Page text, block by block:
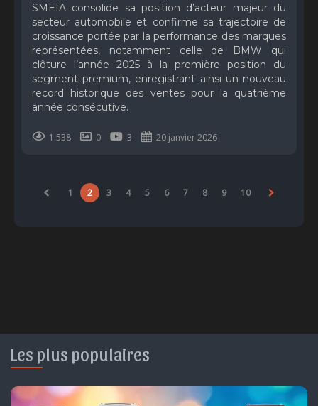
SMEIA consolide sa position d’acteur majeur du
secteur automobile et confirme sa trajectoire de
croissance portée par la performance des marques
représentées, notamment celle de BMW qui
clôture l’année 2025 à la première position du
segment premium, enregistrant ainsi un nouveau
record historique des ventes pour la quatrième
année consécutive.
1.538 0 3 20 janvier 2026
1 2 3 4 5 6 7 8 9 10
Les plus populaires